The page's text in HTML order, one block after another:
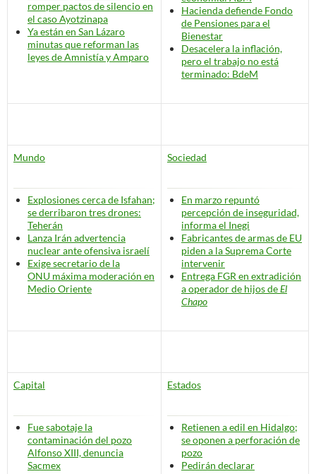
romper pactos de silencio en
el caso Ayotzinapa
Ya están en San Lázaro
minutas que reforman las
leyes de Amnistía y Amparo
Hacienda defiende Fondo
de Pensiones para el
Bienestar
Desacelera la inflación,
pero el trabajo no está
terminado: BdeM
Mundo
Explosiones cerca de Isfahan;
se derribaron tres drones:
Teherán
Lanza Irán advertencia
nuclear ante ofensiva israelí
Exige secretario de la
ONU máxima moderación en
Medio Oriente
Sociedad
En marzo repuntó
percepción de inseguridad,
informa el Inegi
Fabricantes de armas de EU
piden a la Suprema Corte
intervenir
Entrega FGR en extradición
a operador de hijos deEl
Chapo
Capital
Fue sabotaje la
contaminación del pozo
Alfonso XIII, denuncia
Sacmex
Estados
Retienen a edil en Hidalgo;
se oponen a perforación de
pozo
Pedirán declarar